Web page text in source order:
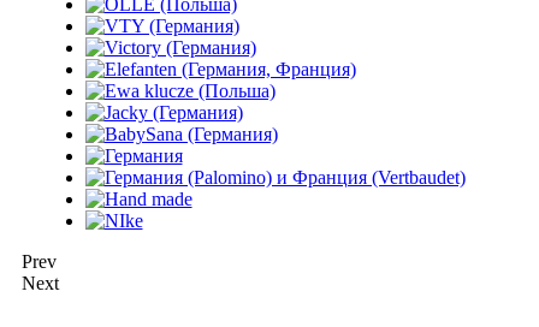
Prev
Next